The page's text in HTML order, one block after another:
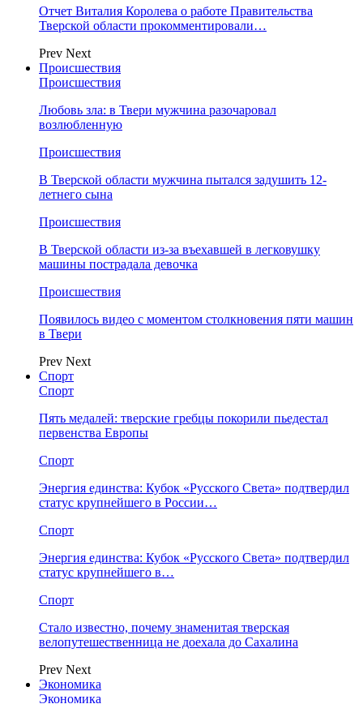
Отчет Виталия Королева о работе Правительства
Тверской области прокомментировали…
Prev Next
Происшествия
Происшествия
Любовь зла: в Твери мужчина разочаровал
возлюбленную
Происшествия
В Тверской области мужчина пытался задушить 12-
летнего сына
Происшествия
В Тверской области из-за въехавшей в легковушку
машины пострадала девочка
Происшествия
Появилось видео с моментом столкновения пяти машин
в Твери
Prev Next
Спорт
Спорт
Пять медалей: тверские гребцы покорили пьедестал
первенства Европы
Спорт
Энергия единства: Кубок «Русского Света» подтвердил
статус крупнейшего в России…
Спорт
Энергия единства: Кубок «Русского Света» подтвердил
статус крупнейшего в…
Спорт
Стало известно, почему знаменитая тверская
велопутешественница не доехала до Сахалина
Prev Next
Экономика
Экономика